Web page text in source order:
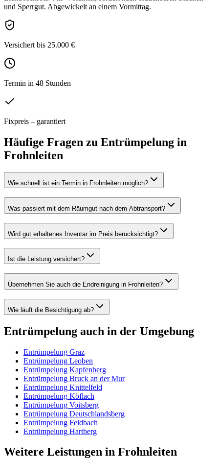
und Sperrgut. Abgewickelt an einem Vormittag.
Versichert bis 25.000 €
Termin in 48 Stunden
Fixpreis – garantiert
Häufige Fragen zu Entrümpelung in
Frohnleiten
Wie schnell ist ein Termin in Frohnleiten möglich?
Was passiert mit dem Räumgut nach dem Abtransport?
Wird gut erhaltenes Inventar im Preis berücksichtigt?
Ist die Leistung versichert?
Übernehmen Sie auch die Endreinigung in Frohnleiten?
Wie läuft die Besichtigung ab?
Entrümpelung auch in der Umgebung
Entrümpelung Graz
Entrümpelung Leoben
Entrümpelung Kapfenberg
Entrümpelung Bruck an der Mur
Entrümpelung Knittelfeld
Entrümpelung Köflach
Entrümpelung Voitsberg
Entrümpelung Deutschlandsberg
Entrümpelung Feldbach
Entrümpelung Hartberg
Weitere Leistungen in Frohnleiten